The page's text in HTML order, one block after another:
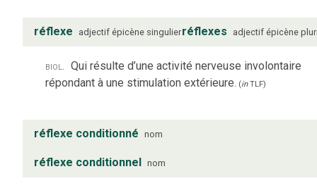
réflexe adjectif épicène singulierréflexes adjectif épicène
biol. Qui résulte d’une activité nerveuse involontaire
répondant à une stimulation extérieure. (inTLF)
réflexe conditionné nom
réflexe conditionnel nom